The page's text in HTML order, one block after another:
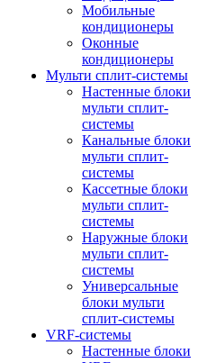
Мобильные
кондиционеры
Оконные
кондиционеры
Мульти сплит-системы
Настенные блоки
мульти сплит-
системы
Канальные блоки
мульти сплит-
системы
Кассетные блоки
мульти сплит-
системы
Наружные блоки
мульти сплит-
системы
Универсальные
блоки мульти
сплит-системы
VRF-системы
Настенные блоки